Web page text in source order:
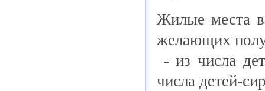
Жилые места в
желающих
- из числа
числа детей-